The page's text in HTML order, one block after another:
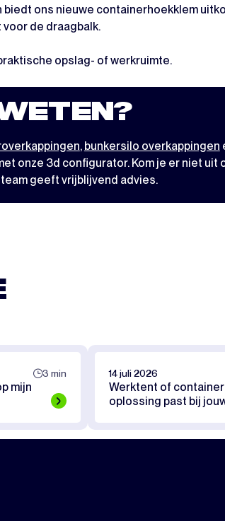
biedt ons nieuwe containerhoekklem
de draagbalk.
opslag- of werkruimte.
, bunkersilo overkappingen
onze 3d configurator. Kom je er niet uit
geeft vrijblijvend advies.
3 min
mijn
14 juli 2026
Werktent of
oplossing past bij